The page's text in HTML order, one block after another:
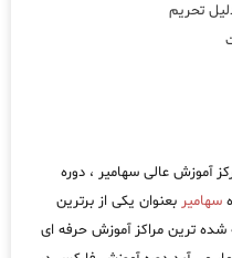
تحریم
آموزش عالی سهامیر ، دوره
سهامیر بعنوان یکی از برترین
ترین مراکز آموزش حرفه ای